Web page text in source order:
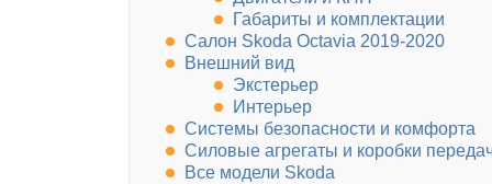
Габариты и комплектации
Салон Skoda Octavia 2019-2020
Внешний вид
Экстерьер
Интерьер
Системы безопасности и комфорта
Силовые агрегаты и коробки
Все модели Skoda